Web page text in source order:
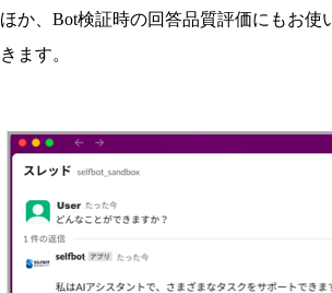
ほか、Bot検証時の回答品質評価にもお使
きます。